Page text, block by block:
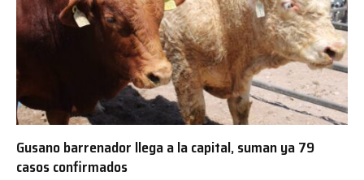
Gusano barrenador llega a la capital, suman ya 79
casos confirmados